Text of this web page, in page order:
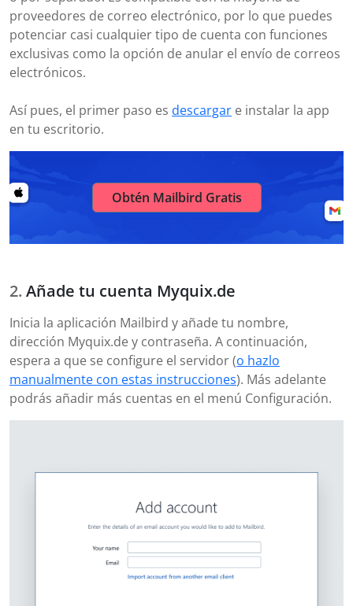
proveedores de correo electrónico, por lo que puedes
potenciar casi cualquier tipo de cuenta con funciones
exclusivas como la opción de anular el envío de correos
electrónicos.
Así pues, el primer paso es descargar e instalar la app
en tu escritorio.
Obtén Mailbird Gratis
Añade tu cuenta Myquix.de
Inicia la aplicación Mailbird y añade tu nombre,
dirección Myquix.de y contraseña. A continuación,
espera a que se configure el servidor (o hazlo
manualmente con estas instrucciones). Más adelante
podrás añadir más cuentas en el menú Configuración.